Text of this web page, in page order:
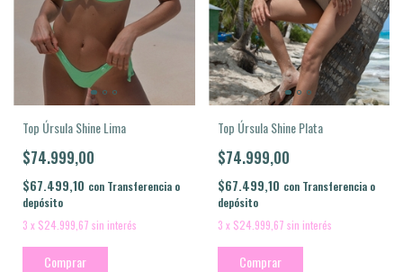
Top Úrsula Shine Lima
$74.999,00
$67.499,10 con Transferencia o
depósito
3 x $24.999,67 sin interés
Comprar
Top Úrsula Shine Plata
$74.999,00
$67.499,10 con Transferencia o
depósito
3 x $24.999,67 sin interés
Comprar